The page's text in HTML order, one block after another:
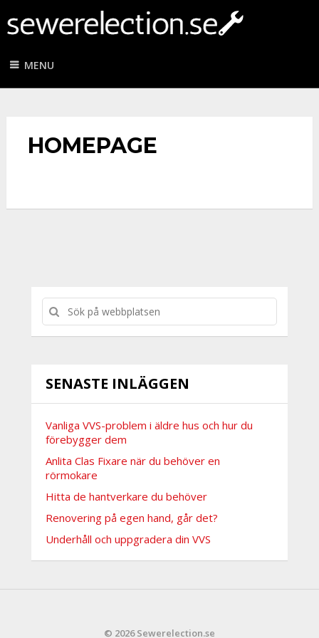
MENU
HOMEPAGE
SENASTE INLÄGGEN
Vanliga VVS-problem i äldre hus och hur du
förebygger dem
Anlita Clas Fixare när du behöver en
rörmokare
Hitta de hantverkare du behöver
Renovering på egen hand, går det?
Underhåll och uppgradera din VVS
© 2026 Sewerelection.se